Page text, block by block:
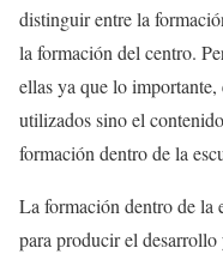
distinguir entre la
la formación del centro.
ellas ya que lo
utilizados sino el
formación dentro de la
La formación dentro de la
para producir el